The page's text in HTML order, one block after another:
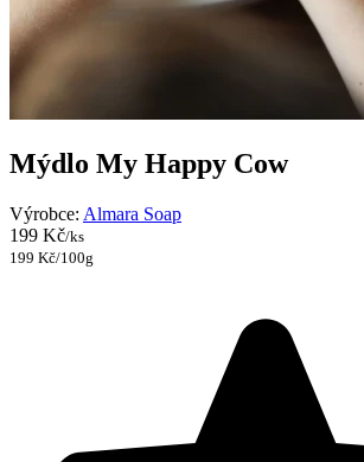
Mýdlo My Happy Cow
Výrobce: Almara Soap
199 Kč/ks
199 Kč/100g